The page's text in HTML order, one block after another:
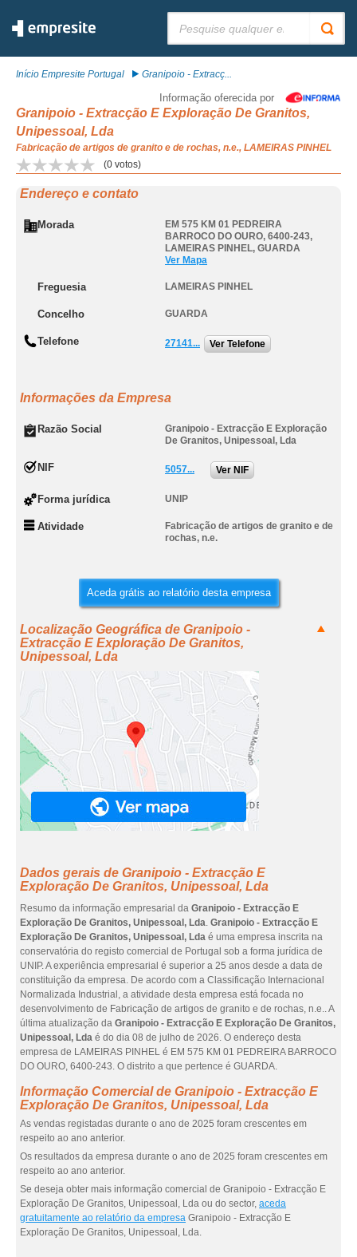
Início Empresite Portugal Granipoio - Extracç...
Informação oferecida por
Granipoio - Extracção E Exploração De Granitos,
Unipessoal, Lda
Fabricação de artigos de granito e de rochas, n.e., LAMEIRAS PINHEL
(0 votos)
Endereço e contato
Morada
EM 575 KM 01 PEDREIRA
BARROCO DO OURO, 6400-243,
LAMEIRAS PINHEL, GUARDA
Ver Mapa
Freguesia LAMEIRAS PINHEL
Concelho GUARDA
Telefone 27141... Ver Telefone
Informações da Empresa
Razão Social
Granipoio - Extracção E Exploração
De Granitos, Unipessoal, Lda
NIF 5057... Ver NIF
Forma jurídica UNIP
Atividade
Fabricação de artigos de granito e de
rochas, n.e.
Aceda grátis ao relatório desta empresa
Localização Geográfica de Granipoio -
Extracção E Exploração De Granitos,
Unipessoal, Lda
Dados gerais de Granipoio - Extracção E
Exploração De Granitos, Unipessoal, Lda
Resumo da informação empresarial da Granipoio - Extracção E
Exploração De Granitos, Unipessoal, Lda. Granipoio - Extracção E
Exploração De Granitos, Unipessoal, Lda é uma empresa inscrita na
conservatória do registo comercial de Portugal sob a forma jurídica de
UNIP. A experiência empresarial é superior a 25 anos desde a data de
constituição da empresa. De acordo com a Classificação Internacional
Normalizada Industrial, a atividade desta empresa está focada no
desenvolvimento de Fabricação de artigos de granito e de rochas, n.e.. A
última atualização da Granipoio - Extracção E Exploração De Granitos,
Unipessoal, Lda é do dia 08 de julho de 2026. O endereço desta
empresa de LAMEIRAS PINHEL é EM 575 KM 01 PEDREIRA BARROCO
DO OURO, 6400-243. O distrito a que pertence é GUARDA.
Informação Comercial de Granipoio - Extracção E
Exploração De Granitos, Unipessoal, Lda
As vendas registadas durante o ano de 2025 foram crescentes em
respeito ao ano anterior.
Os resultados da empresa durante o ano de 2025 foram crescentes em
respeito ao ano anterior.
Se deseja obter mais informação comercial de Granipoio - Extracção E
Exploração De Granitos, Unipessoal, Lda ou do sector, aceda
gratuitamente ao relatório da empresa Granipoio - Extracção E
Exploração De Granitos, Unipessoal, Lda.